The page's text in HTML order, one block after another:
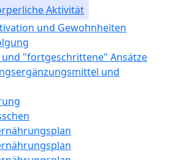
Aktivität
und Gewohnheiten
"fortgeschrittene" Ansätze
und